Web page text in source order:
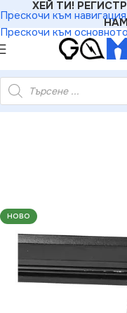
Прескочи към навигация
Прескочи към
ХЕЙ ТИ!
VIV004059 Спот за
НОВО